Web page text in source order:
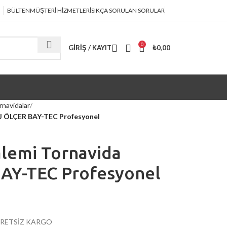
BÜLTENMÜŞTERİ HİZMETLERİSIKÇA SORULAN SORULAR
GIRIŞ / KAYIT 0 ₺0,00
BAY-TEC Profesyonel
Tornavida
TEC Profesyonel
KARGO